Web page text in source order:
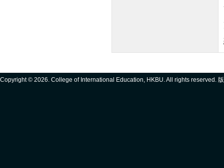
Copyright © 2026. College of International Education, HKBU. All rights reserved.